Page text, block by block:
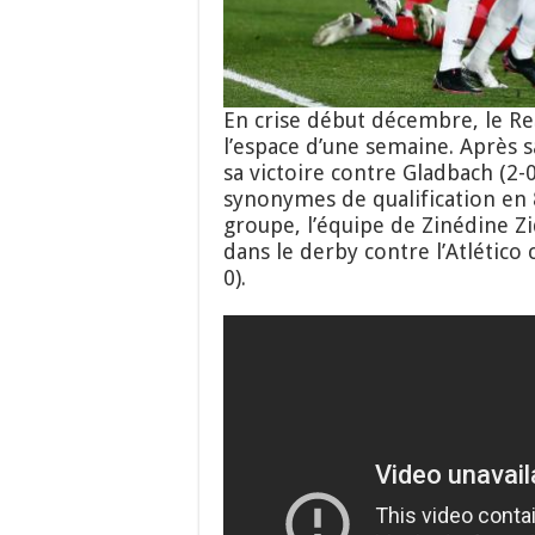
En crise début décembre, le
l’espace d’une semaine.
sa victoire contre Gladbach
synonymes de qualification
groupe, l’équipe de Zinédine
dans le derby contre l’Atlético
0).